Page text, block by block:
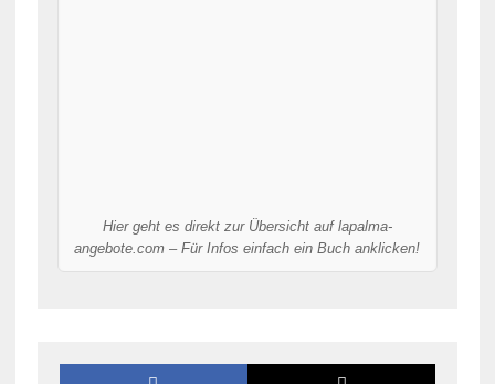
Hier geht es direkt zur Übersicht auf lapalma-
angebote.com – Für Infos einfach ein Buch anklicken!